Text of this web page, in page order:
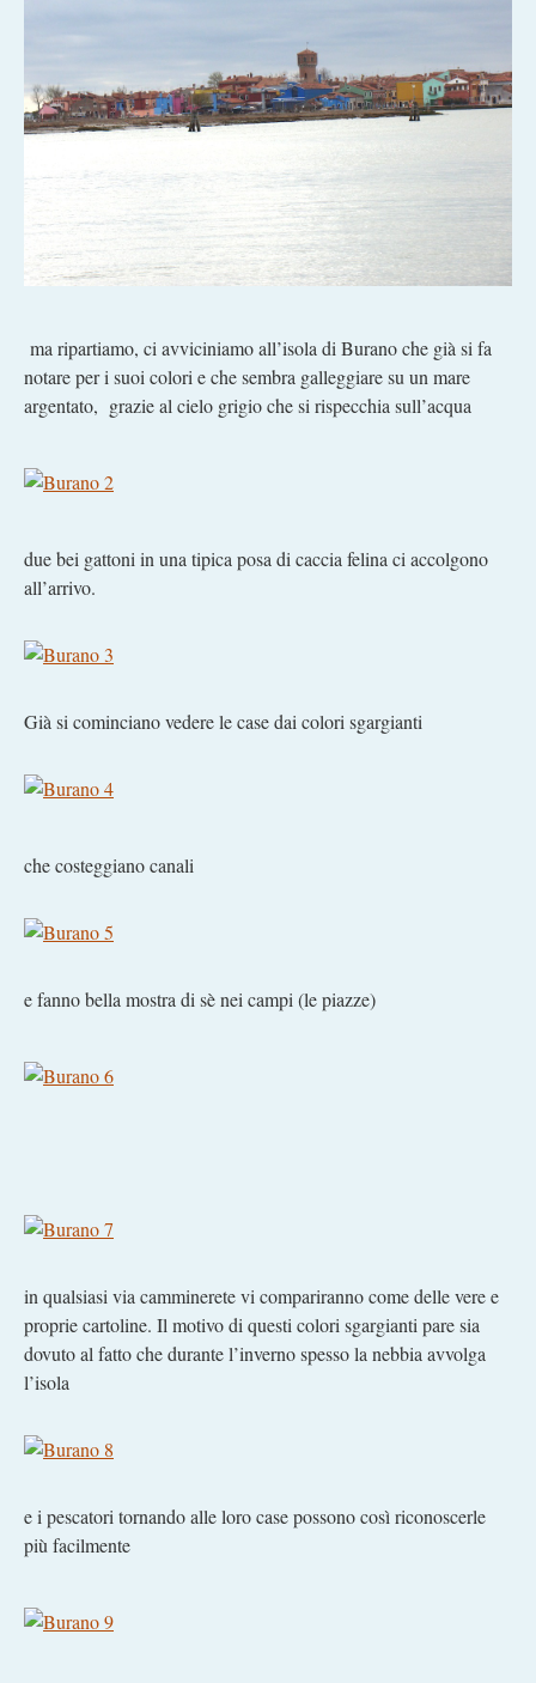
ma ripartiamo, ci avviciniamo all’isola di Burano che già si fa
notare per i suoi colori e che sembra galleggiare su un mare
argentato, grazie al cielo grigio che si rispecchia sull’acqua
due bei gattoni in una tipica posa di caccia felina ci accolgono
all’arrivo.
Già si cominciano vedere le case dai colori sgargianti
che costeggiano canali
e fanno bella mostra di sè nei campi (le piazze)
in qualsiasi via camminerete vi compariranno come delle vere e
proprie cartoline. Il motivo di questi colori sgargianti pare sia
dovuto al fatto che durante l’inverno spesso la nebbia avvolga
l’isola
e i pescatori tornando alle loro case possono così riconoscerle
più facilmente